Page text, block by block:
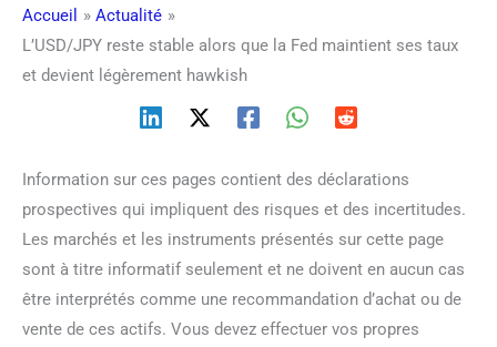
Accueil
Actualité
L’USD/JPY reste stable alors que la Fed maintient ses taux
et devient légèrement hawkish
Information sur ces pages contient des déclarations
prospectives qui impliquent des risques et des incertitudes.
Les marchés et les instruments présentés sur cette page
sont à titre informatif seulement et ne doivent en aucun cas
être interprétés comme une recommandation d’achat ou de
vente de ces actifs. Vous devez effectuer vos propres